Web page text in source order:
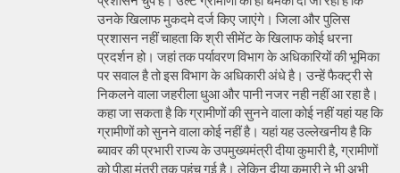
उनके खिलाफ मुकदमे दर्ज किए जाएंगे। जिला और पुलिस
प्रशासन नहीं चाहता कि श्री सीमेंट के खिलाफ कोई धरना
प्रदर्शन हो। जहां तक पर्यावरण विभाग के अधिकारियों की भूमिका
पर सवाल है तो इस विभाग के अधिकारी अंधे है। उन्हें फैक्ट्री से
निकलने वाला जहरीला धुआ और पानी नजर नही नहीं आ रहा है।
कहा जा सकता है कि ग्रामीणों की सुनने वाला कोई नहीं यहां यह कि
ग्रामीणों को सुनने वाला कोई नहीं है। यहां यह उल्लेखनीय है कि
ब्यावर की प्रभारी राज्य के उपमुख्यमंत्री दीया कुमारी है, ग्रामीणों
को पीड़ा मंत्री तक पहुंच गई है। लेकिन दीया कुमारी ने भी अभी